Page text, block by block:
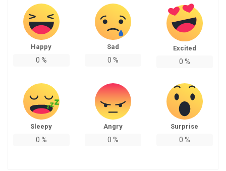
Happy
0 %
Sad
0 %
Excited
0 %
Sleepy
0 %
Angry
0 %
Surprise
0 %